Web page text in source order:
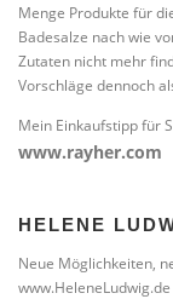
Menge Produkte für
Badesalze nach wie
Zutaten nicht mehr
Vorschläge dennoch
Mein Einkaufstipp für
www.rayher.com
HELENE
Neue Möglichkeiten,